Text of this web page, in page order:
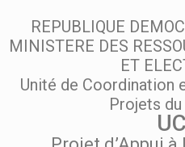
REPUBLIQUE
MINISTERE DES
ET
Unité de Coordination
Projets